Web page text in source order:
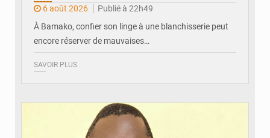
6 août 2026
Publié à 22h49
À Bamako, confier son linge à une blanchisserie peut
encore réserver de mauvaises…
SAVOIR PLUS